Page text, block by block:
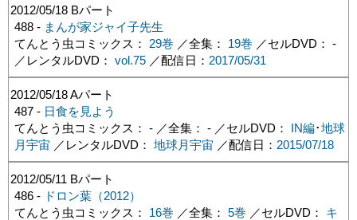
2012/05/18 Bパート
488 - まんが家ジャイ子先生
てんとう虫コミックス： 29巻 ／全集： 19巻 ／セルDVD： -
／レンタルDVD： vol.75／配信日： 2017/05/31
2012/05/18Aパート
487 - 日食を見よう
てんとう虫コミックス： - ／全集： - ／セルDVD： IN編･地球
月宇宙／レンタルDVD： 地球月宇宙／配信日： 2015/07/18
2012/05/11 Bパート
486 - ドロン葉（2012）
てんとう虫コミックス： 16巻 ／全集： 5巻 ／セルDVD： キ